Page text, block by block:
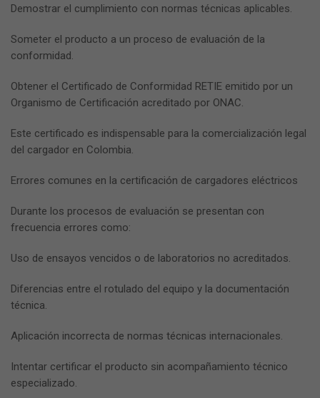
Demostrar el cumplimiento con normas técnicas aplicables.
Someter el producto a un proceso de evaluación de la
conformidad.
Obtener el Certificado de Conformidad RETIE emitido por un
Organismo de Certificación acreditado por ONAC.
Este certificado es indispensable para la comercialización legal
del cargador en Colombia.
Errores comunes en la certificación de cargadores eléctricos
Durante los procesos de evaluación se presentan con
frecuencia errores como:
Uso de ensayos vencidos o de laboratorios no acreditados.
Diferencias entre el rotulado del equipo y la documentación
técnica.
Aplicación incorrecta de normas técnicas internacionales.
Intentar certificar el producto sin acompañamiento técnico
especializado.